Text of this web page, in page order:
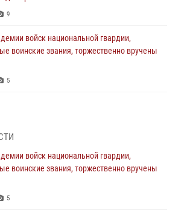
9
войск национальной гвардии,
воинские звания, торжественно вручены
5
7
войск национальной гвардии принял
войск национальной гвардии,
воинские звания, торжественно вручены
5